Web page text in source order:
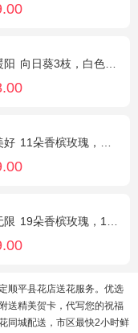
阳 向日葵3枝，白色洋桔梗0.5扎，绿色小雏菊2枝，雪柳0.1扎
好 11朵香槟玫瑰，桔梗、小花、绿叶搭配
限 19朵香槟玫瑰，1枝多头白百合，桔梗、小花、绿叶搭配
顺平县花店送花服务。优选
送精美贺卡，代写您的祝福
同城配送，市区最快2小时鲜